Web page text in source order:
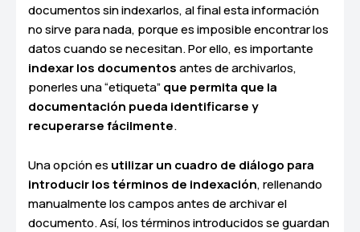
documentos sin indexarlos, al final esta información
no sirve para nada, porque es imposible encontrar los
datos cuando se necesitan. Por ello, es importante
indexar los documentosantes de archivarlos,
ponerles una “etiqueta”que permita que la
documentación pueda identificarse y
recuperarse fácilmente.
Una opción es utilizar un cuadro de diálogo para
introducir los términos de indexación, rellenando
manualmente los campos antes de archivar el
documento. Así, los términos introducidos se guardan